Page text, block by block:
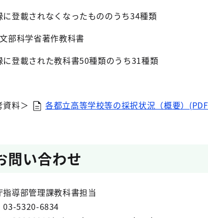
に登載されなくなったもののうち34種類
文部科学省著作教科書
に登載された教科書50種類のうち31種類
資料＞ 各都立高等学校等の採択状況（概要）
問い合わせ
指導部管理課教科書担当
03-5320-6834